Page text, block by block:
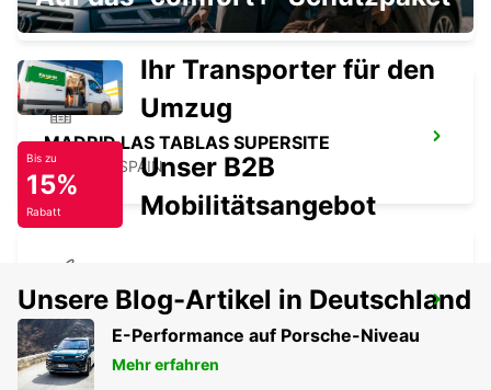
MADRID LAS TABLAS SUPERSITE
MADRID - SPAIN
MADRID FLUGHAFEN TERMINAL 4
MADRID - SPAIN
Ihr Transporter für den
Umzug
Bis zu
15%
Rabatt
Unser B2B
Mobilitätsangebot
Unsere Blog-Artikel in Deutschland
E-Performance auf Porsche-Niveau
Mehr erfahren